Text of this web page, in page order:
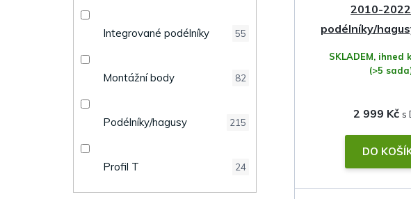
Integrované podélníky 55
Montážní body 82
Podélníky/hagusy 215
Profil T 24
2010-
podélníky/
SKLADEM, ihned
(>5
2 999 Kč
DO